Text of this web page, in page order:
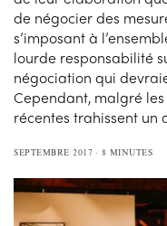
de négocier des
s’imposant à
lourde responsabilité
négociation qui
Cependant, malgré
récentes trahissent
SEPTEMBRE 2017 8 MINUTES